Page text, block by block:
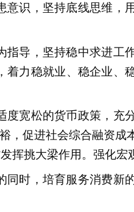
识，坚持底线思维，
导，坚持稳中求进工
力稳就业、稳企业、
宽松的货币政策，充
，促进社会综合融资成
挥挑大梁作用。强化宏
时，培育服务消费新